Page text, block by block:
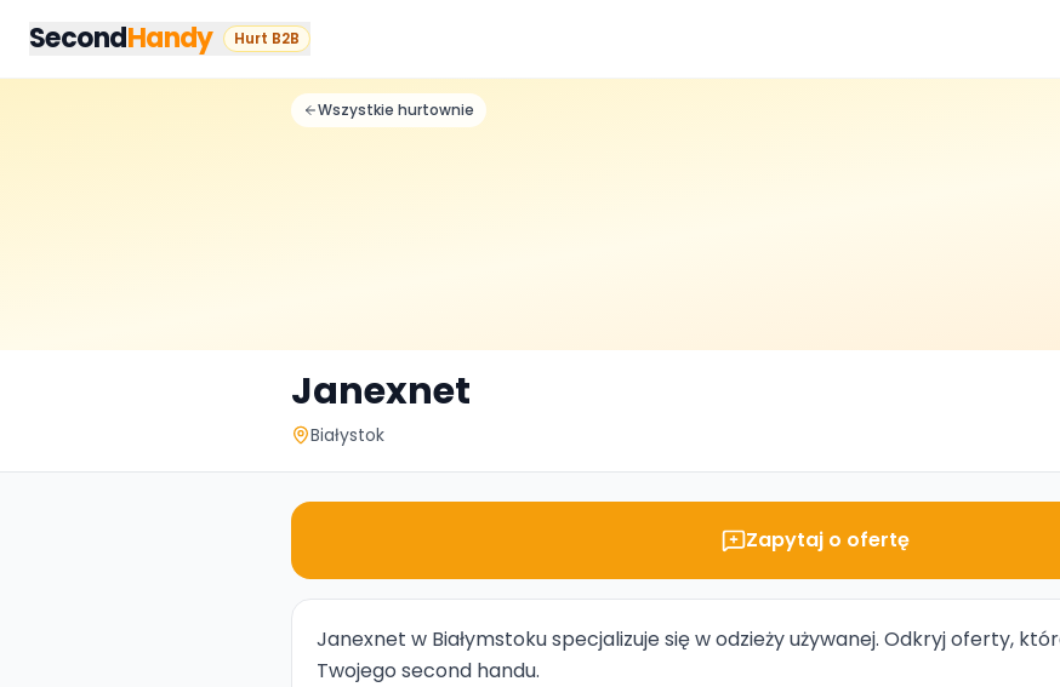
SecondHandy Hurt B2B
Wszystkie hurtownie
Janexnet
Białystok
Zapytaj o ofertę
Janexnet w Białymstoku specjalizuje się w odzieży używanej. Odkryj oferty,
Twojego second handu.